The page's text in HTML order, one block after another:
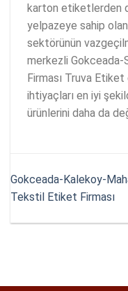
karton etiketlerden
yelpazeye sahip
sektörünün
merkezli
Firması Truva
ihtiyaçları en iyi
ürünlerini daha da
Gokceada-Kalekoy-
Tekstil Etiket Firması